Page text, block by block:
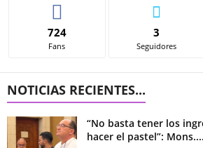
724
Fans
3
Seguidores
NOTICIAS RECIENTES...
“No basta tener los
hacer el pastel”: Mons....